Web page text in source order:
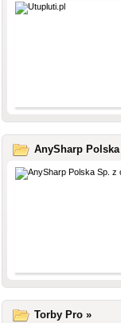
AnySharp
Torby Pro »